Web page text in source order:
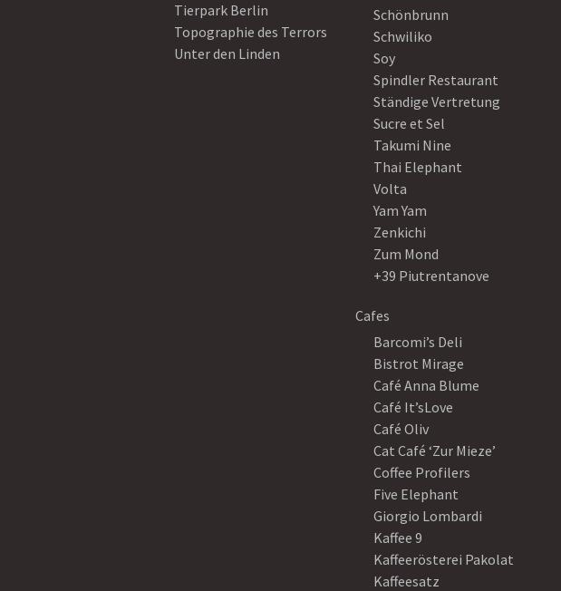
Tierpark Berlin
Topographie des Terrors
Unter den Linden
Schönbrunn
Schwiliko
Soy
Spindler Restaurant
Ständige Vertretung
Sucre et Sel
Takumi Nine
Thai Elephant
Volta
Yam Yam
Zenkichi
Zum Mond
+39 Piutrentanove
Cafes
Barcomi’s Deli
Bistrot Mirage
Café Anna Blume
Café It’sLove
Café Oliv
Cat Café ‘Zur Mieze’
Coffee Profilers
Five Elephant
Giorgio Lombardi
Kaffee 9
Kaffeerösterei Pakolat
Kaffeesatz